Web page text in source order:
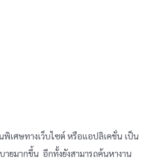
เศษทางเว็บไซต์ หรือแอปลิเคชั่น เป็น
ายมากขึ้น อีกทั้งยังสามารถค้นหางาน